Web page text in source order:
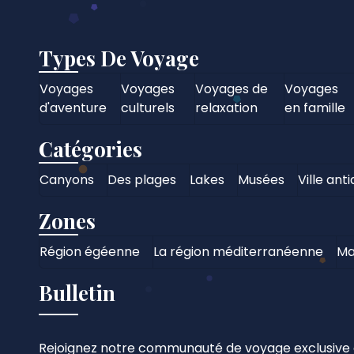
Types De Voyage
Voyages
d'aventure
Voyages
culturels
Voyages de
relaxation
Voyages
en famille
Catégories
Canyons Des plages Lakes Musées Ville
Zones
Région égéenne La région méditerranéenne
Bulletin
Rejoignez notre communauté de voyage